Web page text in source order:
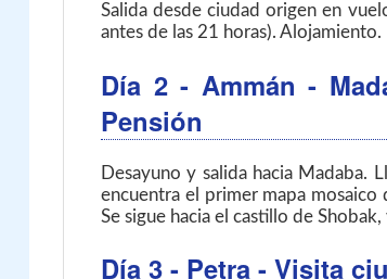
Salida desde ciudad origen en
antes de las 21 horas). Alojamiento.
Día 2 - Ammán -
Pensión
Desayuno y salida hacia Madaba.
encuentra el primer mapa
Se sigue hacia el castillo de
Día 3 - Petra - Visita